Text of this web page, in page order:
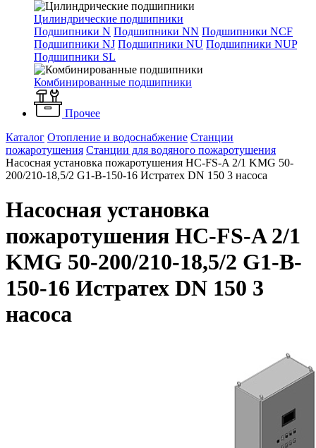
Цилиндрические подшипники
Подшипники N Подшипники NN Подшипники NCF
Подшипники NJ Подшипники NU Подшипники NUP
Подшипники SL
Комбинированные подшипники
Прочее
Каталог Отопление и водоснабжение Станции
пожаротушения Станции для водяного пожаротушения
Насосная установка пожаротушения HC-FS-A 2/1 KMG 50-
200/210-18,5/2 G1-B-150-16 Истратех DN 150 3 насоса
Насосная установка
пожаротушения HC-FS-A 2/1
KMG 50-200/210-18,5/2 G1-B-
150-16 Истратех DN 150 3
насоса